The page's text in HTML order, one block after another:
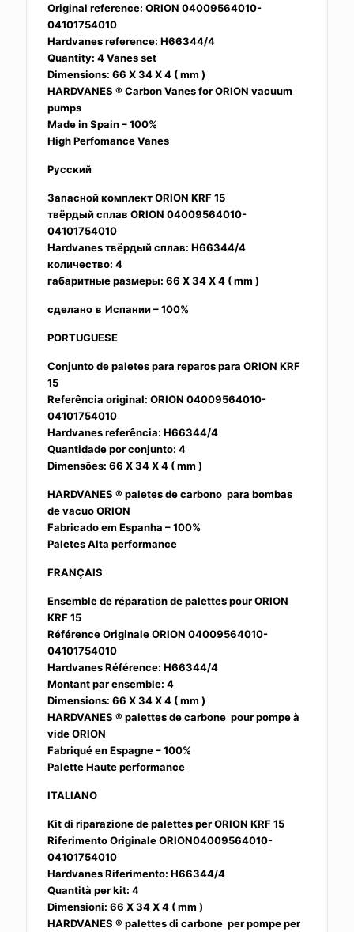
Original reference: ORION 04009564010-
04101754010
Hardvanes reference: H66344/4
Quantity: 4 Vanes set
Dimensions: 66 X 34 X 4 ( mm )
HARDVANES ® Carbon Vanes for ORION vacuum
pumps
Made in Spain – 100%
High Perfomance Vanes
Русский
Запасной комплект ORION KRF 15
твёрдый сплав ORION 04009564010-
04101754010
Hardvanes твёрдый сплав: H66344/4
количество: 4
габаритные размеры: 66 X 34 X 4 ( mm )
сделано в Испании – 100%
PORTUGUESE
Conjunto de paletes para reparos para ORION KRF
15
Referência original: ORION 04009564010-
04101754010
Hardvanes referência: H66344/4
Quantidade por conjunto: 4
Dimensões: 66 X 34 X 4 ( mm )
HARDVANES ® paletes de carbono para bombas
de vacuo ORION
Fabricado em Espanha – 100%
Paletes Alta performance
FRANÇAIS
Ensemble de réparation de palettes pour ORION
KRF 15
Référence Originale ORION 04009564010-
04101754010
Hardvanes Référence: H66344/4
Montant par ensemble: 4
Dimensions: 66 X 34 X 4 ( mm )
HARDVANES ® palettes de carbone pour pompe à
vide ORION
Fabriqué en Espagne – 100%
Palette Haute performance
ITALIANO
Kit di riparazione de palettes per ORION KRF 15
Riferimento Originale ORION04009564010-
04101754010
Hardvanes Riferimento: H66344/4
Quantità per kit: 4
Dimensioni: 66 X 34 X 4 ( mm )
HARDVANES ® palettes di carbone per pompe per